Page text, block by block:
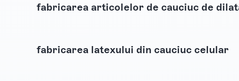
fabricarea articolelor de cauciuc de
fabricarea latexului din cauciuc celular